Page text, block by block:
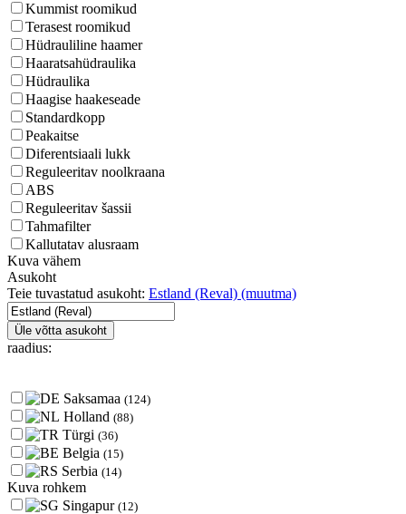
Kummist roomikud
Terasest roomikud
Hüdrauliline haamer
Haaratsahüdraulika
Hüdraulika
Haagise haakeseade
Standardkopp
Peakaitse
Diferentsiaali lukk
Reguleeritav noolkraana
ABS
Reguleeritav šassii
Tahmafilter
Kallutatav alusraam
Kuva vähem
Asukoht
Teie tuvastatud asukoht: Estland (Reval) (muutma)
Üle võtta asukoht
raadius:
Saksamaa (124)
Holland (88)
Türgi (36)
Belgia (15)
Serbia (14)
Kuva rohkem
Singapur (12)